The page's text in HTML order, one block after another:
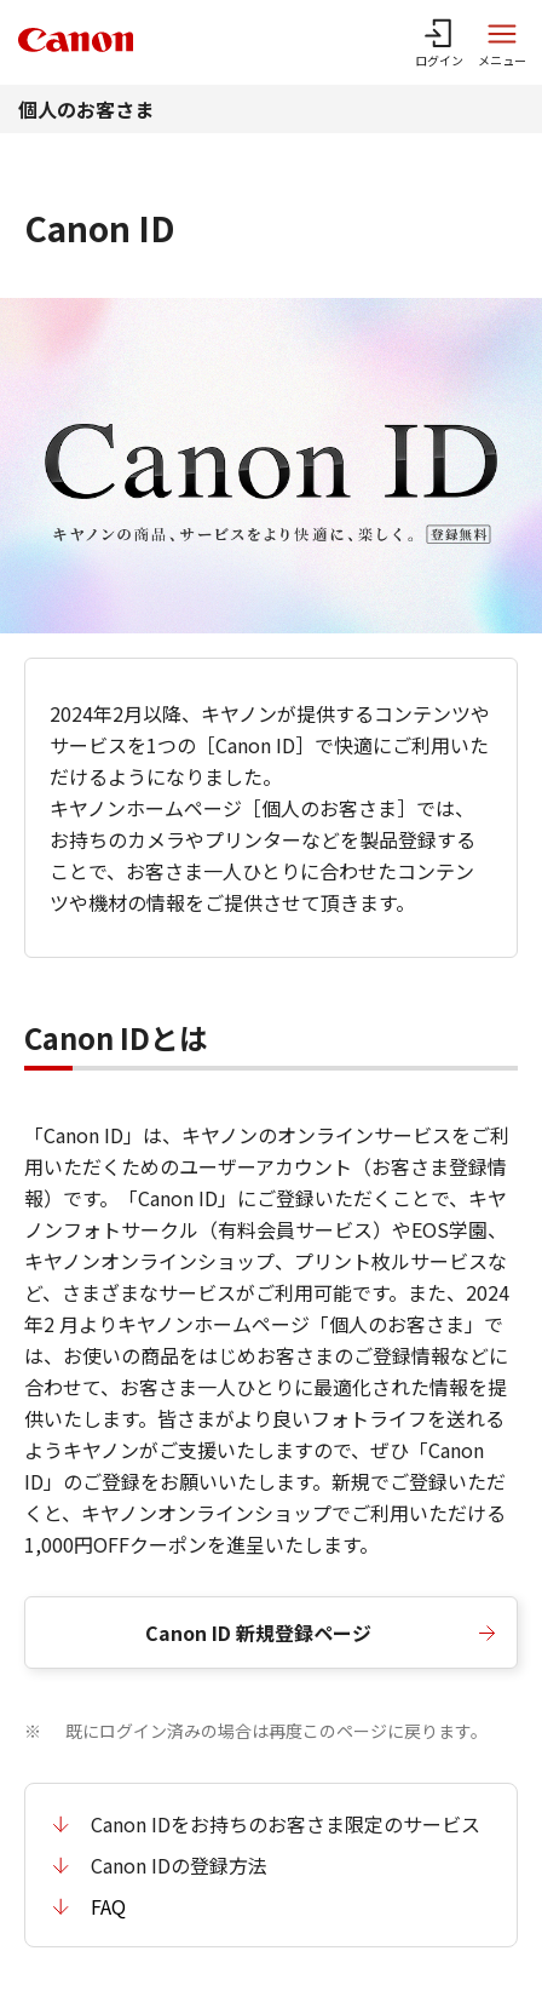
ログイン メニュー
個人のお客さま
Canon ID
2024年2月以降、キヤノンが提供するコンテンツや
サービスを1つの［Canon ID］で快適にご利用いた
だけるようになりました。
キヤノンホームページ［個人のお客さま］では、
お持ちのカメラやプリンターなどを製品登録する
ことで、お客さま一人ひとりに合わせたコンテン
ツや機材の情報をご提供させて頂きます。
Canon IDとは
「Canon ID」は、キヤノンのオンラインサービスをご利
用いただくためのユーザーアカウント（お客さま登録情
報）です。「Canon ID」にご登録いただくことで、キヤ
ノンフォトサークル（有料会員サービス）やEOS学園、
キヤノンオンラインショップ、プリント枚ルサービスな
ど、さまざまなサービスがご利用可能です。また、2024
年2 月よりキヤノンホームページ「個人のお客さま」で
は、お使いの商品をはじめお客さまのご登録情報などに
合わせて、お客さま一人ひとりに最適化された情報を提
供いたします。皆さまがより良いフォトライフを送れる
ようキヤノンがご支援いたしますので、ぜひ「Canon
ID」のご登録をお願いいたします。新規でご登録いただ
くと、キヤノンオンラインショップでご利用いただける
1,000円OFFクーポンを進呈いたします。
Canon ID 新規登録ページ
※ 既にログイン済みの場合は再度このページに戻ります。
Canon IDをお持ちのお客さま限定のサービス
Canon IDの登録方法
FAQ